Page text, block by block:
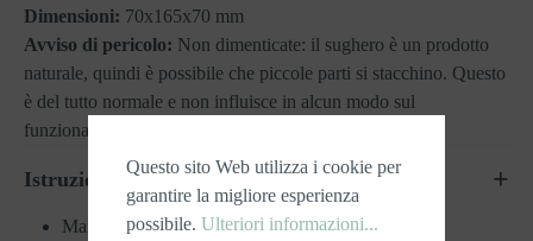
Dimensioni: 70x165x70 mm
Avviso di pericolo: Non dimenticate: il sughero è un prodotto
naturale, quindi è possibile che piccole parti si stacchino. Questo
è del tutto normale e non influisce in alcun modo sul
funzionamento del giocattolo.
Istruzioni per la cura
Mantenimento dell'asciutto: Evitare l'esposizione
Questo sito Web utilizza i cookie per
garantire la migliore esperienza
possibile. Ulteriori informazioni...